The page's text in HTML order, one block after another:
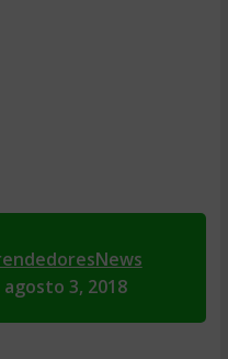
3, 2018